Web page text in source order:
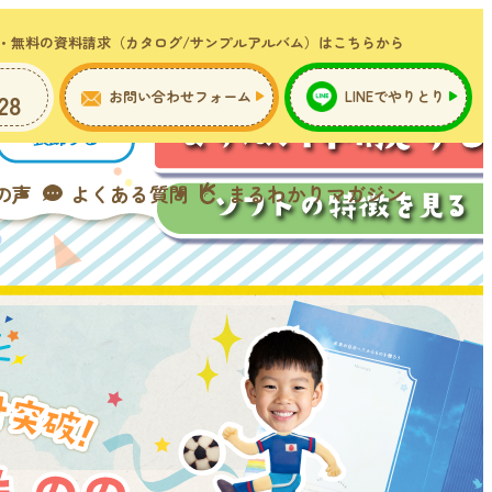
無料の資料請求（カタログ/サンプルアルバム）はこちらから
お問い合わせフォーム LINEでやりとり
声 よくある質問 まるわかりマガジン